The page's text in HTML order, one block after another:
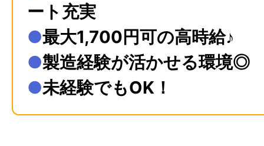
ート充実
●最大1,700円可の高時給♪
●製造経験が活かせる環境◎
●未経験でもOK！